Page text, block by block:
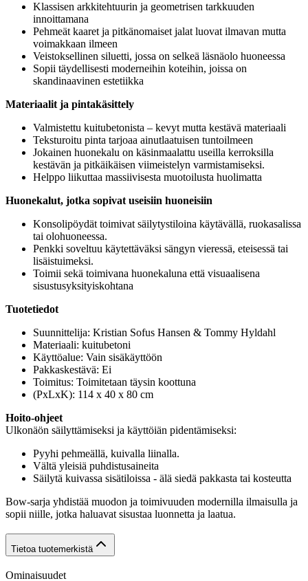
Klassisen arkkitehtuurin ja geometrisen tarkkuuden
innoittamana
Pehmeät kaaret ja pitkänomaiset jalat luovat ilmavan mutta
voimakkaan ilmeen
Veistoksellinen siluetti, jossa on selkeä läsnäolo huoneessa
Sopii täydellisesti moderneihin koteihin, joissa on
skandinaavinen estetiikka
Materiaalit ja pintakäsittely
Valmistettu kuitubetonista – kevyt mutta kestävä materiaali
Teksturoitu pinta tarjoaa ainutlaatuisen tuntoilmeen
Jokainen huonekalu on käsinmaalattu useilla kerroksilla
kestävän ja pitkäikäisen viimeistelyn varmistamiseksi.
Helppo liikuttaa massiivisesta muotoilusta huolimatta
Huonekalut, jotka sopivat useisiin huoneisiin
Konsolipöydät toimivat säilytystiloina käytävällä, ruokasalissa
tai olohuoneessa.
Penkki soveltuu käytettäväksi sängyn vieressä, eteisessä tai
lisäistuimeksi.
Toimii sekä toimivana huonekaluna että visuaalisena
sisustusyksityiskohtana
Tuotetiedot
Suunnittelija: Kristian Sofus Hansen & Tommy Hyldahl
Materiaali: kuitubetoni
Käyttöalue: Vain sisäkäyttöön
Pakkaskestävä: Ei
Toimitus: Toimitetaan täysin koottuna
(PxLxK): 114 x 40 x 80 cm
Hoito-ohjeet
Ulkonäön säilyttämiseksi ja käyttöiän pidentämiseksi:
Pyyhi pehmeällä, kuivalla liinalla.
Vältä yleisiä puhdistusaineita
Säilytä kuivassa sisätiloissa - älä siedä pakkasta tai kosteutta
Bow-sarja yhdistää muodon ja toimivuuden modernilla ilmaisulla ja
sopii niille, jotka haluavat sisustaa luonnetta ja laatua.
Tietoa tuotemerkistä
Ominaisuudet